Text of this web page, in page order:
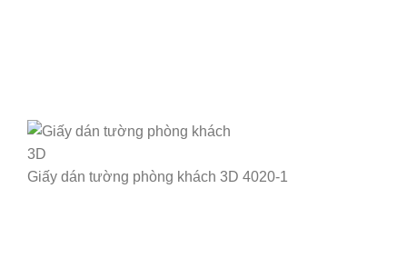
Giấy dán tường phòng khách 3D 4020-1